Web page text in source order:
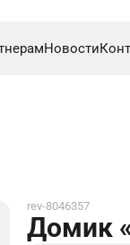
Новости
rev-8046357
Домик